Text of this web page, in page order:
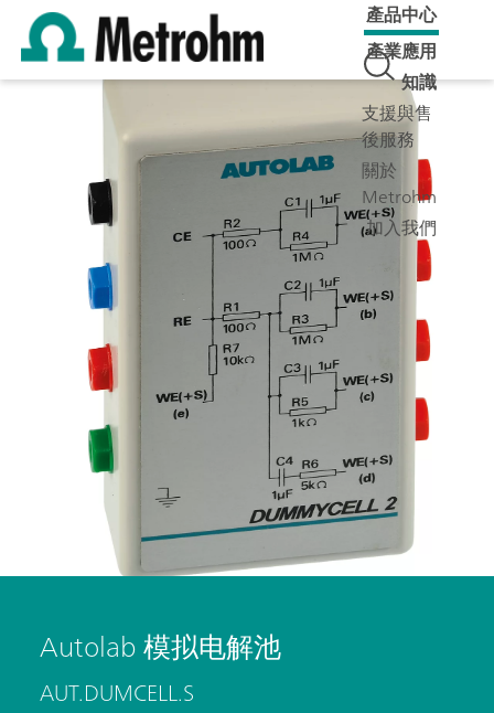
產品中心
產業應用
知識
支援與售
後服務
關於
Metrohm
加入我們
Autolab 模拟电解池
AUT.DUMCELL.S